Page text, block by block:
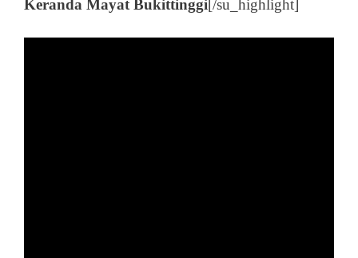
Keranda Mayat Bukittinggi[/su_highlight]